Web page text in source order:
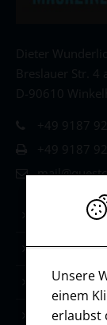
Life &
Stärken-
Unsere
einem
erlaubst